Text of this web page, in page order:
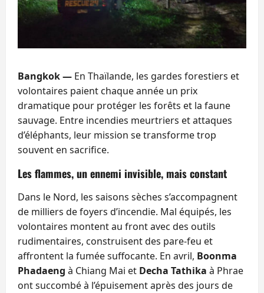
Bangkok — En Thaïlande, les gardes forestiers et
volontaires paient chaque année un prix
dramatique pour protéger les forêts et la faune
sauvage. Entre incendies meurtriers et attaques
d’éléphants, leur mission se transforme trop
souvent en sacrifice.
Les flammes, un ennemi invisible, mais constant
Dans le Nord, les saisons sèches s’accompagnent
de milliers de foyers d’incendie. Mal équipés, les
volontaires montent au front avec des outils
rudimentaires, construisent des pare-feu et
affrontent la fumée suffocante. En avril, Boonma
Phadaeng à Chiang Mai et Decha Tathika à Phrae
ont succombé à l’épuisement après des jours de